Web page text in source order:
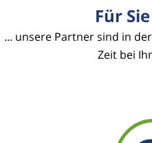
Für
... unsere Partner sind in
Zeit bei